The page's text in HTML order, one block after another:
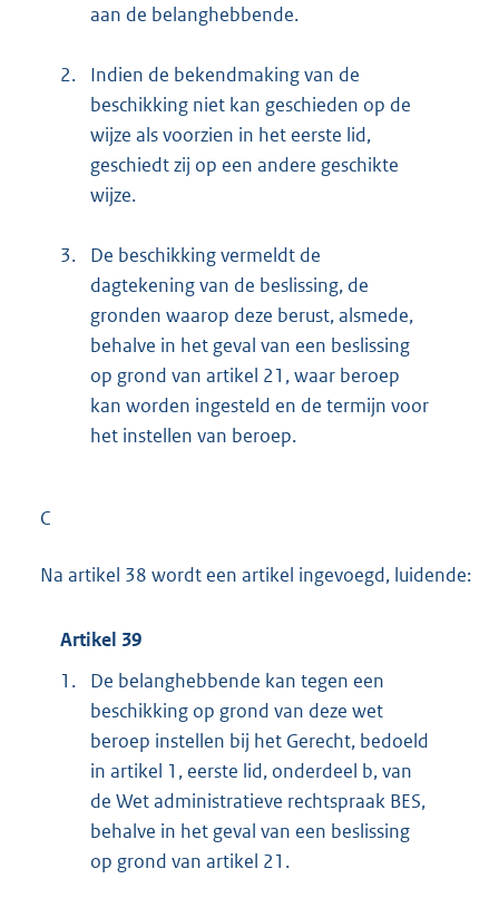
aan de belanghebbende.
2.
Indien de bekendmaking van de
beschikking niet kan geschieden op de
wijze als voorzien in het eerste lid,
geschiedt zij op een andere geschikte
wijze.
3.
De beschikking vermeldt de
dagtekening van de beslissing, de
gronden waarop deze berust, alsmede,
behalve in het geval van een beslissing
op grond van artikel 21, waar beroep
kan worden ingesteld en de termijn voor
het instellen van beroep.
C
Na artikel 38 wordt een artikel ingevoegd, luidende:
Artikel 39
1.
De belanghebbende kan tegen een
beschikking op grond van deze wet
beroep instellen bij het Gerecht, bedoeld
in artikel 1, eerste lid, onderdeel b, van
de Wet administratieve rechtspraak BES,
behalve in het geval van een beslissing
op grond van artikel 21.